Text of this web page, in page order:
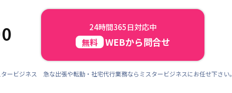
24時間365日対応中
無料 WEBから問合せ
ービジネス 急な出張や転勤・社宅代行業務ならミスタービジネスにお任せ下さい。